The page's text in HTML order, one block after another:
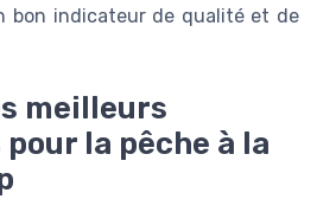
bon indicateur de qualité et de
meilleurs
la pêche à la